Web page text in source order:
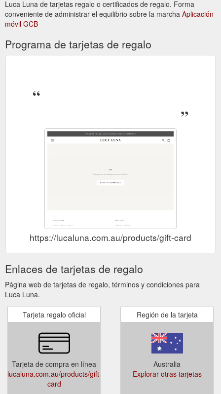
Luca Luna de tarjetas regalo o certificados de regalo. Forma
conveniente de administrar el equilibrio sobre la marcha Aplicación
móvil GCB
Programa de tarjetas de regalo
https://lucaluna.com.au/products/gift-card
Enlaces de tarjetas de regalo
Página web de tarjetas de regalo, términos y condiciones para
Luca Luna.
Tarjeta regalo oficial
Tarjeta de compra en línea
lucaluna.com.au/products/gift-
card
Región de la tarjeta
Australia
Explorar otras tarjetas